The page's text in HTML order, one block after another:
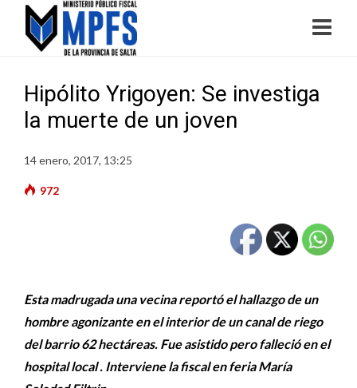
Hipólito Yrigoyen: Se investiga
la muerte de un joven
14 enero, 2017, 13:25
972
Esta madrugada una vecina reportó el hallazgo de un
hombre agonizante en el interior de un canal de riego
del barrio 62 hectáreas. Fue asistido pero falleció en el
hospital local . Interviene la fiscal en feria María